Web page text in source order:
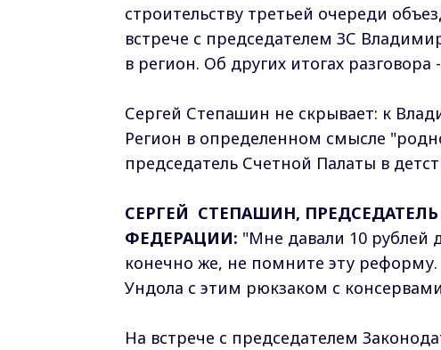
строительству третьей очереди
встрече с председателем ЗС
в регион. Об других итогах
Сергей Степашин не скрывает: к
Регион в определенном смысле
председатель Счетной Палаты в
СЕРГЕЙ СТЕПАШИН,
ФЕДЕРАЦИИ: "Мне давали 10 рублей
конечно же, не помните эту
Ундола с этим рюкзаком с
На встрече с председателем